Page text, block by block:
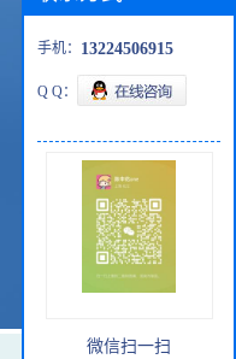
手机： 13224506915
Q Q：
微信扫一扫